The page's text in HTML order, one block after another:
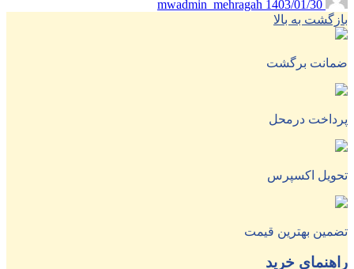
1403/01/30
بازگشت به بالا
ضمانت برگشت
پرداخت درمحل
تحویل اکسپرس
تضمین بهترین قیمت
راهنمای خرید